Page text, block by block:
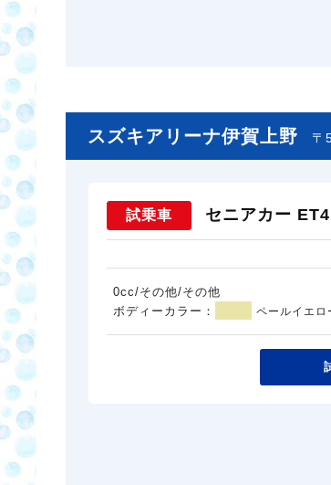
スズキアリーナ伊賀上野 〒
試乗車 セニアカー
0cc/その他/その他
ボディーカラー：
ペールイエロ